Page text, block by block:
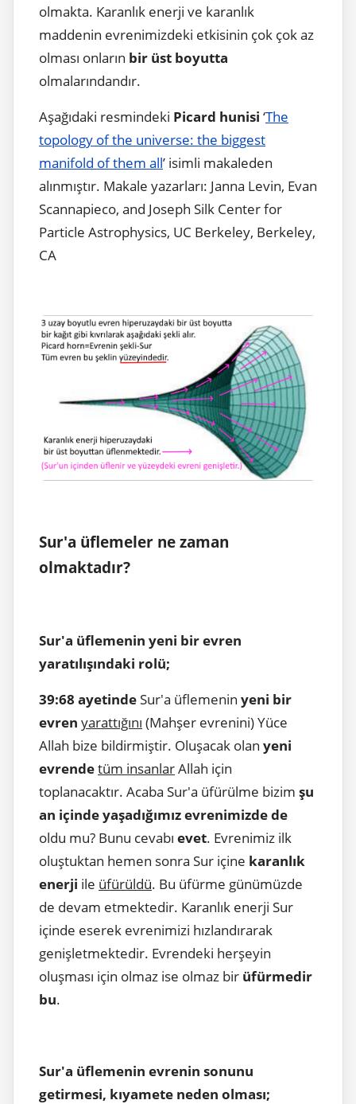
olmakta. Karanlık enerji ve karanlık
maddenin evrenimizdeki etkisinin çok çok az
olması onların bir üst boyutta
olmalarındandır.
Aşağıdaki resmindeki Picard hunisi ‘The
topology of the universe: the biggest
manifold of them all’ isimli makaleden
alınmıştır. Makale yazarları: Janna Levin, Evan
Scannapieco, and Joseph Silk Center for
Particle Astrophysics, UC Berkeley, Berkeley,
CA
Sur'a üflemeler ne zaman
olmaktadır?
Sur'a üflemenin yeni bir evren
yaratılışındaki rolü;
39:68 ayetindeSur'a üflemenin yeni bir
evren yarattığını (Mahşer evrenini) Yüce
Allah bize bildirmiştir. Oluşacak olan yeni
evrendetüm insanlarAllah için
toplanacaktır. Acaba Sur'a üfürülme bizim şu
an içinde yaşadığımız evrenimizde de
oldu mu? Bunu cevabı evet. Evrenimiz ilk
oluştuktan hemen sonra Sur içine karanlık
enerji ile üfürüldü. Bu üfürme günümüzde
de devam etmektedir. Karanlık enerji Sur
içinde eserek evrenimizi hızlandırarak
genişletmektedir. Evrendeki herşeyin
oluşması için olmaz ise olmaz bir üfürmedir
bu.
Sur'a üflemenin evrenin sonunu
getirmesi, kıyamete neden olması;